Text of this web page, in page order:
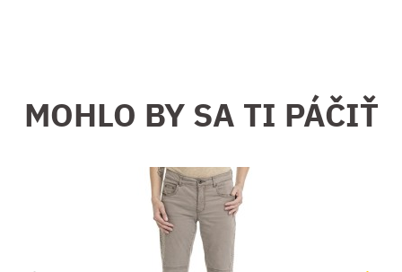
MOHLO BY SA TI PÁČIŤ